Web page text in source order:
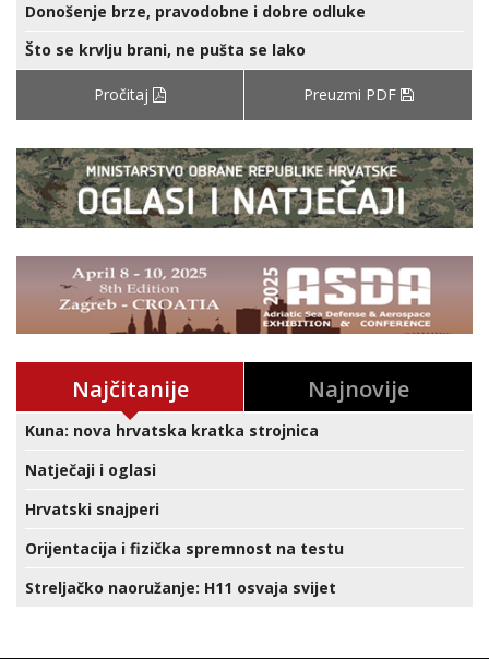
Donošenje brze, pravodobne i dobre odluke
Što se krvlju brani, ne pušta se lako
Pročitaj Preuzmi PDF
Najčitanije Najnovije
Kuna: nova hrvatska kratka strojnica
Natječaji i oglasi
Hrvatski snajperi
Orijentacija i fizička spremnost na testu
Streljačko naoružanje: H11 osvaja svijet